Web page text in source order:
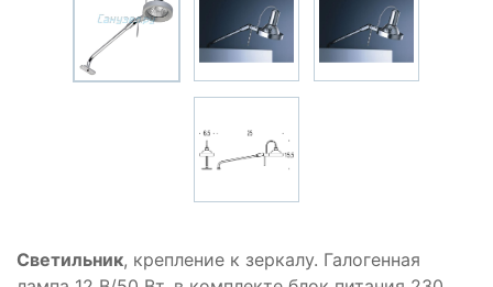
Светильник, крепление к зеркалу. Галогенная